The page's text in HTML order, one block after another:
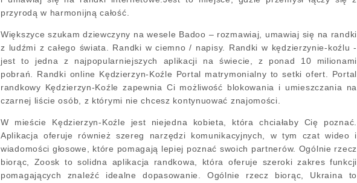
przyrodą w harmonijną całość.
Większyce szukam dziewczyny na wesele Badoo – rozmawiaj, umawiaj się na randki
z ludźmi z całego świata. Randki w ciemno / napisy. Randki w kędzierzynie-koźlu -
jest to jedna z najpopularniejszych aplikacji na świecie, z ponad 10 milionami
pobrań. Randki online Kędzierzyn-Koźle Portal matrymonialny to setki ofert. Portal
randkowy Kędzierzyn-Koźle zapewnia Ci możliwość blokowania i umieszczania na
czarnej liście osób, z którymi nie chcesz kontynuować znajomości.
W mieście Kędzierzyn-Koźle jest niejedna kobieta, która chciałaby Cię poznać.
Aplikacja oferuje również szereg narzędzi komunikacyjnych, w tym czat wideo i
wiadomości głosowe, które pomagają lepiej poznać swoich partnerów. Ogólnie rzecz
biorąc, Zoosk to solidna aplikacja randkowa, która oferuje szeroki zakres funkcji
pomagających znaleźć idealne dopasowanie. Ogólnie rzecz biorąc, Ukraina to